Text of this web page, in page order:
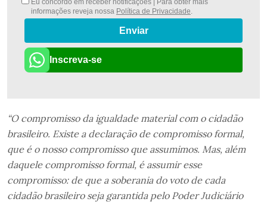
Eu concordo em receber notificações | Para obter mais
informações reveja nossa Política de Privacidade.
Enviar
Inscreva-se
“O compromisso da igualdade material com o cidadão
brasileiro. Existe a declaração de compromisso formal,
que é o nosso compromisso que assumimos. Mas, além
daquele compromisso formal, é assumir esse
compromisso: de que a soberania do voto de cada
cidadão brasileiro seja garantida pelo Poder Judiciário